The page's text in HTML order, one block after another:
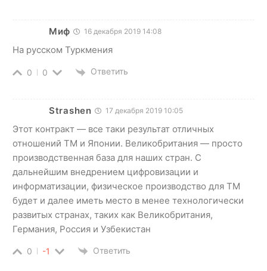
Миф 16 декабря 2019 14:08
На русском Туркмения
0 0 Ответить
Strashen 17 декабря 2019 10:05
Этот контракт — все таки результат отличных
отношений ТМ и Японии. Великобритания — просто
производственная база для наших стран. С
дальнейшим внедрением цифровизации и
информатизации, физическое производство для ТМ
будет и далее иметь место в менее технологически
развитых странах, таких как Великобритания,
Германия, Россия и Узбекистан
0 -1 Ответить